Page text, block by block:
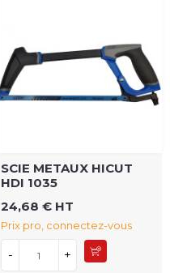
SCIE METAUX HICUT
HDI 1035
24,68 € HT
Prix pro, connectez-vous
- +